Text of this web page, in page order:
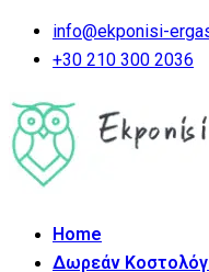
info@ekponisi-
+30 210 300 2036
Home
Δωρεάν